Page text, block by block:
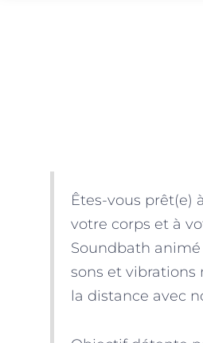
Êtes-vous prêt(e)
votre corps et à
Soundbath
sons et vibrations
la distance avec